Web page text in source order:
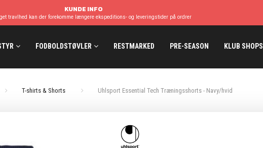
KUNDE INFO
travlhed kan der forekomme længere ekspeditions- og leveringstider på ordrer
FODBOLDSTØVLER RESTMARKED PRE-SEASON KLUB SHOPS
T-shirts & Shorts Uhlsport Essential Tech Træningsshorts - Navy/hvid